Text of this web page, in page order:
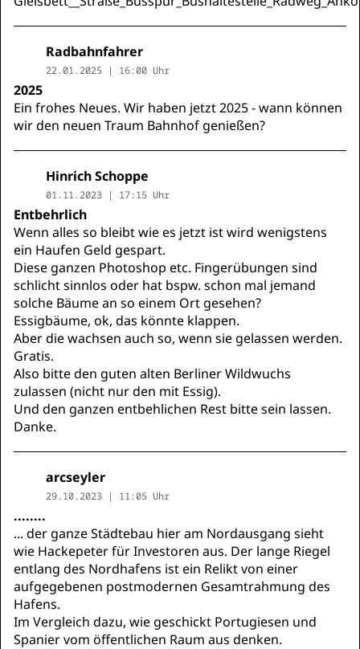
Radbahnfahrer
22.01.2025 | 16:00 Uhr
2025
Ein frohes Neues. Wir haben jetzt 2025 - wann können
wir den neuen Traum Bahnhof genießen?
Hinrich Schoppe
01.11.2023 | 17:15 Uhr
Entbehrlich
Wenn alles so bleibt wie es jetzt ist wird wenigstens
ein Haufen Geld gespart.
Diese ganzen Photoshop etc. Fingerübungen sind
schlicht sinnlos oder hat bspw. schon mal jemand
solche Bäume an so einem Ort gesehen?
Essigbäume, ok, das könnte klappen.
Aber die wachsen auch so, wenn sie gelassen werden.
Gratis.
Also bitte den guten alten Berliner Wildwuchs
zulassen (nicht nur den mit Essig).
Und den ganzen entbehlichen Rest bitte sein lassen.
Danke.
arcseyler
29.10.2023 | 11:05 Uhr
........
... der ganze Städtebau hier am Nordausgang sieht
wie Hackepeter für Investoren aus. Der lange Riegel
entlang des Nordhafens ist ein Relikt von einer
aufgegebenen postmodernen Gesamtrahmung des
Hafens.
Im Vergleich dazu, wie geschickt Portugiesen und
Spanier vom öffentlichen Raum aus denken.